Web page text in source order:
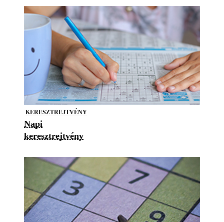
KERESZTREJTVÉNY
Napi
keresztrejtvény